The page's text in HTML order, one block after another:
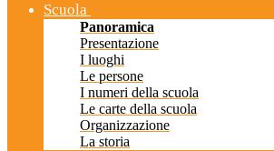
Scuola
Panoramica
Presentazione
I luoghi
Le persone
I numeri della scuola
Le carte della scuola
Organizzazione
La storia